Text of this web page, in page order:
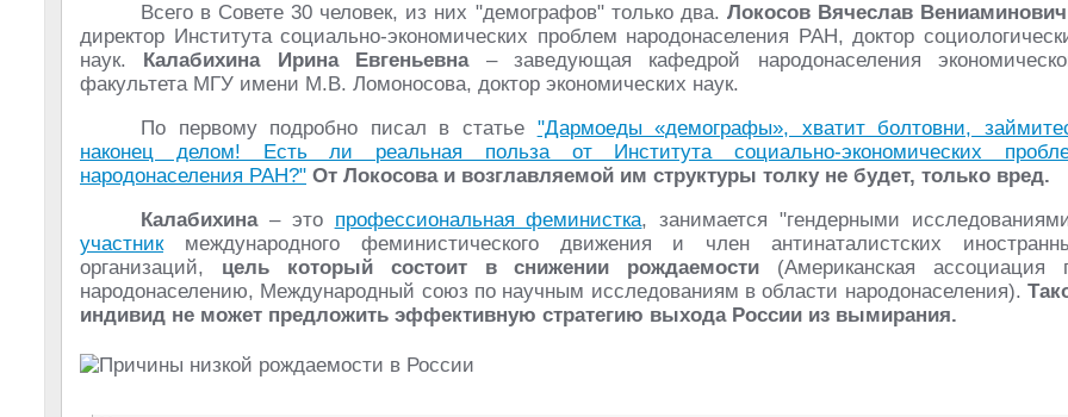
Всего в Совете 30 человек, из них "демографов" только два. Локосов Вячеслав
директор Института социально-экономических проблем народонаселения РАН, доктор
наук. Калабихина Ирина Евгеньевна– заведующая кафедрой народонаселения
факультета МГУ имени М.В. Ломоносова, доктор экономических наук.
По первому подробно писал в статье "Дармоеды «демографы», хватит болтовни,
наконец делом! Есть ли реальная польза от Института социально-экономических
народонаселения РАН?" От Локосова и возглавляемой им структуры толку не будет, только вред.
Калабихина – это профессиональная феминистка, занимается "гендерными
участникмеждународного феминистического движения и член антинаталистских
организаций, цель который состоит в снижении рождаемости (Американская ассоциация
народонаселению, Международный союз по научным исследованиям в области народонаселения).
индивид не может предложить эффективную стратегию выхода России из вымирания.